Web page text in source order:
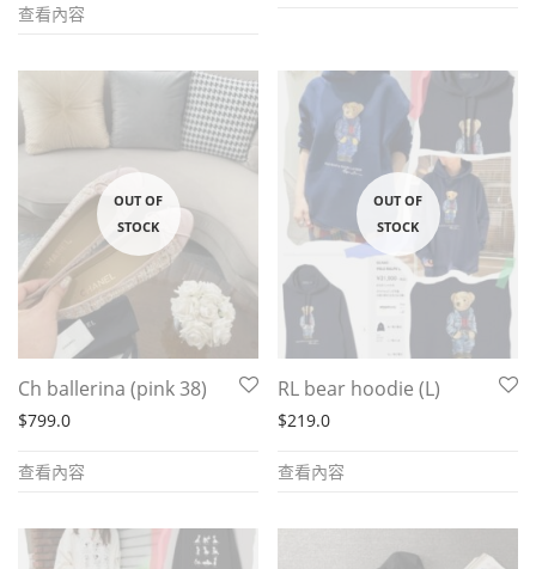
查看內容
Ch ballerina (pink 38)
$799.0
查看內容
RL bear hoodie (L)
$219.0
查看內容